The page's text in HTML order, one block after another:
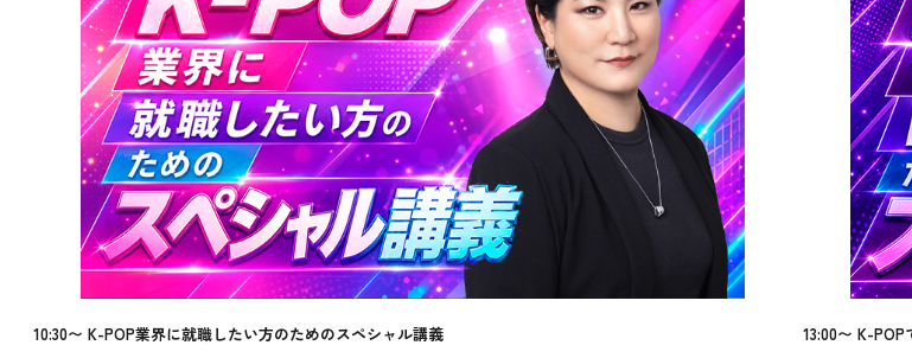
10:30〜 K-POP業界に就職したい方のためのスペシャル講義 13:00〜 K-POP